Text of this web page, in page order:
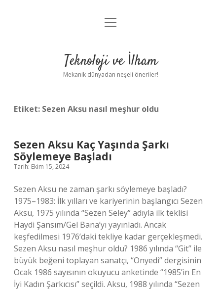
Anasayfa
Yasal Uyarı
menüyü
Teknoloji ve İlham
Mekanik dünyadan neşeli öneriler!
Etiket: Sezen Aksu nasıl meşhur oldu
Sezen Aksu Kaç Yaşında Şarkı
Söylemeye Başladı
Tarih: Ekim 15, 2024
Sezen Aksu ne zaman şarkı söylemeye başladı?
1975–1983: İlk yılları ve kariyerinin başlangıcı Sezen
Aksu, 1975 yılında “Sezen Seley” adıyla ilk teklisi
Haydi Şansım/Gel Bana’yı yayınladı. Ancak
keşfedilmesi 1976’daki tekliye kadar gerçekleşmedi.
Sezen Aksu nasıl meşhur oldu? 1986 yılında “Git” ile
büyük beğeni toplayan sanatçı, “Onyedi” dergisinin
Ocak 1986 sayısının okuyucu anketinde “1985’in En
İyi Kadın Şarkıcısı” seçildi. Aksu, 1988 yılında “Sezen